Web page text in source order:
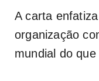
A carta
organização
mundial do